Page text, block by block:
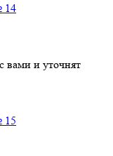
14
вами и уточнят
15